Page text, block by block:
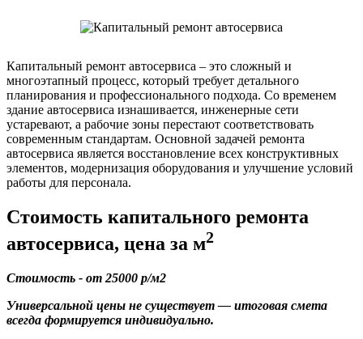
Капитальный ремонт автосервиса – это сложный и
многоэтапный процесс, который требует детального
планирования и профессионального подхода. Со временем
здание автосервиса изнашивается, инженерные сети
устаревают, а рабочие зоны перестают соответствовать
современным стандартам. Основной задачей ремонта
автосервиса является восстановление всех конструктивных
элементов, модернизация оборудования и улучшение условий
работы для персонала.
Стоимость капитального ремонта
автосервиса, цена за м2
Стоимость - от 25000 р/м2
Универсальной цены не существует — итоговая смета
всегда формируется индивидуально.